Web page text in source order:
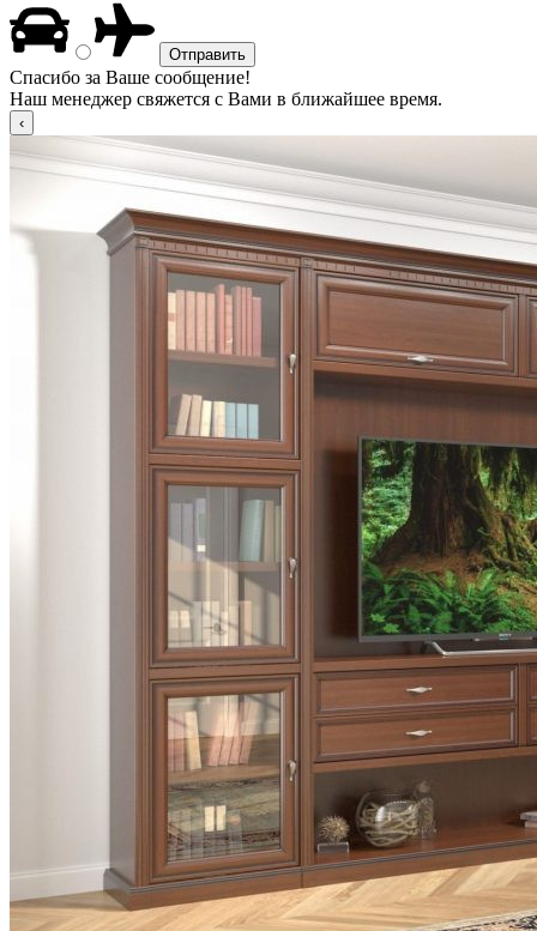
Спасибо за Ваше сообщение!
Наш менеджер свяжется с Вами в ближайшее время.